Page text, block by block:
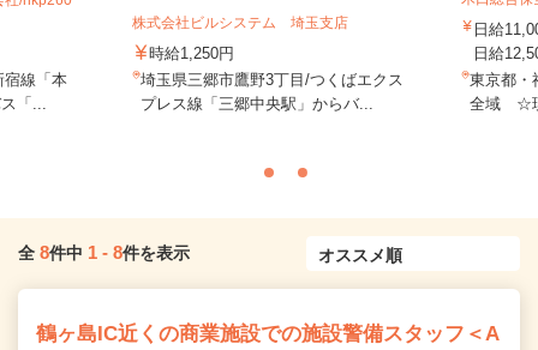
宿線「本
「...
株式会社ビルシステム 埼玉支店
時給1,250円
埼玉県三郷市鷹野3丁目/つくばエクス
プレス線「三郷中央駅」からバ...
日給
日給
東京都・
全域 ☆
全 8件中 1 - 8件を表示
鶴ヶ島IC近くの商業施設での施設警備スタッフ＜A